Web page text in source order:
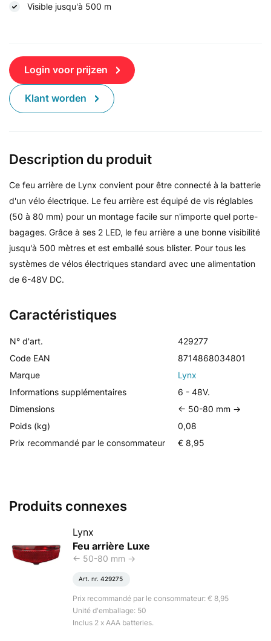
Visible jusqu'à 500 m
Login voor prijzen
Klant worden
Caractéristiques
N° d'art.
429277
Code EAN
8714868034801
Marque
Lynx
Informations supplémentaires
6 - 48V.
Dimensions
<- 50-80 mm ->
Poids (kg)
0,08
Prix recommandé par le consommateur
€ 8,95
Description du produit
Ce feu arrière de Lynx convient pour être connecté à la batterie
d'un vélo électrique. Le feu arrière est équipé de vis réglables
(50 à 80 mm) pour un montage facile sur n'importe quel porte-
bagages. Grâce à ses 2 LED, le feu arrière a une bonne visibilité
jusqu'à 500 mètres et est emballé sous blister. Pour tous les
systèmes de vélos électriques standard avec une alimentation
de 6-48V DC.
Produits connexes
Lynx
Feu arrière Luxe
<- 50-80 mm ->
Art. nr. 429275
Prix recommandé par le consommateur: € 8,95
Unité d'emballage: 50
Inclus 2 x AAA batteries.